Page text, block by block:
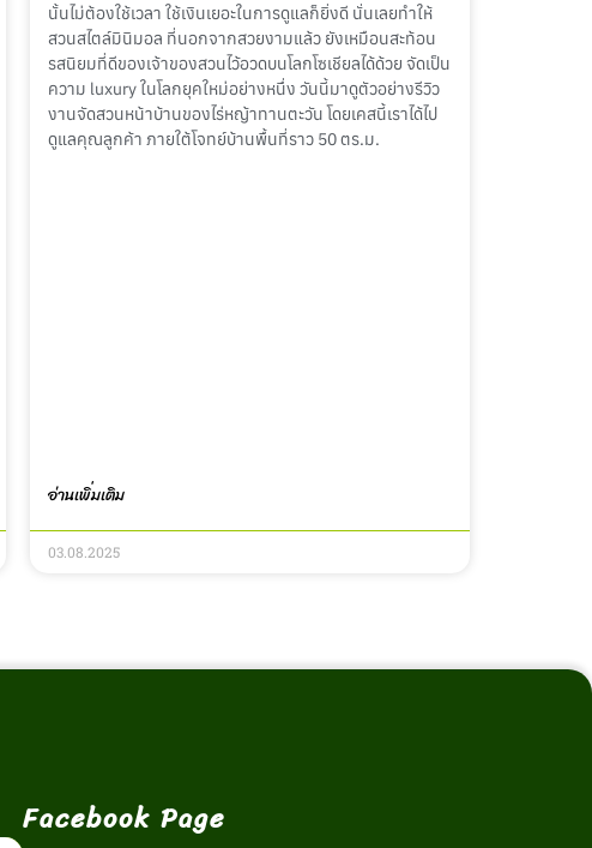
นั้นไม่ต้องใช้เวลา ใช้เงินเยอะในการดูแลก็ยิ่งดี นั่นเลยทำให้
สวนสไตล์มินิมอล ที่นอกจากสวยงามแล้ว ยังเหมือนสะท้อน
รสนิยมที่ดีของเจ้าของสวนไว้อวดบนโลกโซเชียลได้ด้วย จัดเป็น
ความ luxury ในโลกยุคใหม่อย่างหนึ่ง วันนี้มาดูตัวอย่างรีวิว
งานจัดสวนหน้าบ้านของไร่หญ้าทานตะวัน โดยเคสนี้เราได้ไป
ดูแลคุณลูกค้า ภายใต้โจทย์บ้านพื้นที่ราว 50 ตร.ม.
อ่านเพิ่มเติม
03.08.2025
Facebook Page